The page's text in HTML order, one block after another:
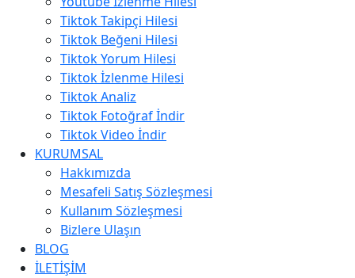
Tiktok Takipçi Hilesi
Tiktok Beğeni Hilesi
Tiktok Yorum Hilesi
Tiktok İzlenme Hilesi
Tiktok Analiz
Tiktok Fotoğraf İndir
Tiktok Video İndir
KURUMSAL
Hakkımızda
Mesafeli Satış Sözleşmesi
Kullanım Sözleşmesi
Bizlere Ulaşın
BLOG
İLETİŞİM